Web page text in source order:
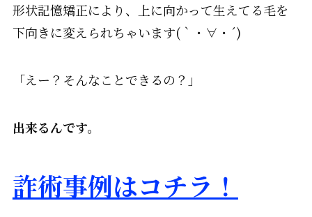
形状記憶矯正により、上に向かって生えてる毛を
下向きに変えられちゃいます(｀・∀・ ´)
「えー？そんなことできるの？」
出来るんです。
詐術事例はコチラ！